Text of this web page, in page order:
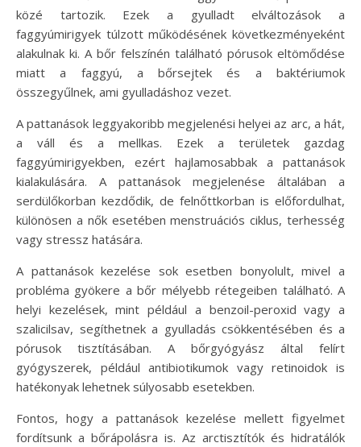
közé tartozik. Ezek a gyulladt elváltozások a
faggyúmirigyek túlzott működésének következményeként
alakulnak ki. A bőr felszínén található pórusok eltömődése
miatt a faggyú, a bőrsejtek és a baktériumok
összegyűlnek, ami gyulladáshoz vezet.
A pattanások leggyakoribb megjelenési helyei az arc, a hát,
a váll és a mellkas. Ezek a területek gazdag
faggyúmirigyekben, ezért hajlamosabbak a pattanások
kialakulására. A pattanások megjelenése általában a
serdülőkorban kezdődik, de felnőttkorban is előfordulhat,
különösen a nők esetében menstruációs ciklus, terhesség
vagy stressz hatására.
A pattanások kezelése sok esetben bonyolult, mivel a
probléma gyökere a bőr mélyebb rétegeiben található. A
helyi kezelések, mint például a benzoil-peroxid vagy a
szalicilsav, segíthetnek a gyulladás csökkentésében és a
pórusok tisztításában. A bőrgyógyász által felírt
gyógyszerek, például antibiotikumok vagy retinoidok is
hatékonyak lehetnek súlyosabb esetekben.
Fontos, hogy a pattanások kezelése mellett figyelmet
fordítsunk a bőrápolásra is. Az arctisztítók és hidratálók